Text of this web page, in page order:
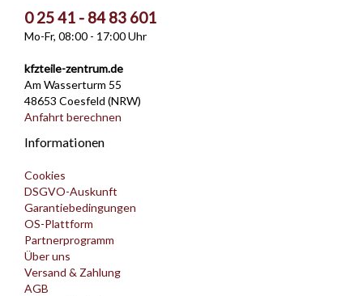
0 25 41 - 84 83 601
Mo-Fr, 08:00 - 17:00 Uhr
kfzteile-zentrum.de
Am Wasserturm 55
48653 Coesfeld (NRW)
Anfahrt berechnen
Informationen
Cookies
DSGVO-Auskunft
Garantiebedingungen
OS-Plattform
Partnerprogramm
Über uns
Versand & Zahlung
AGB